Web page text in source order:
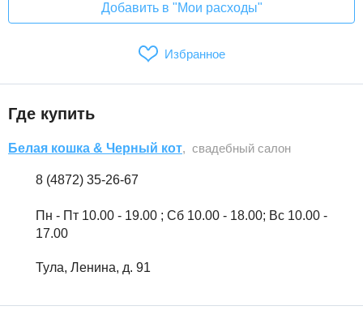
Добавить в "Мои расходы"
Избранное
Где купить
Белая кошка & Черный кот, свадебный салон
8 (4872) 35-26-67
Пн - Пт 10.00 - 19.00 ; Сб 10.00 - 18.00; Вс 10.00 -
17.00
Тула, Ленина, д. 91